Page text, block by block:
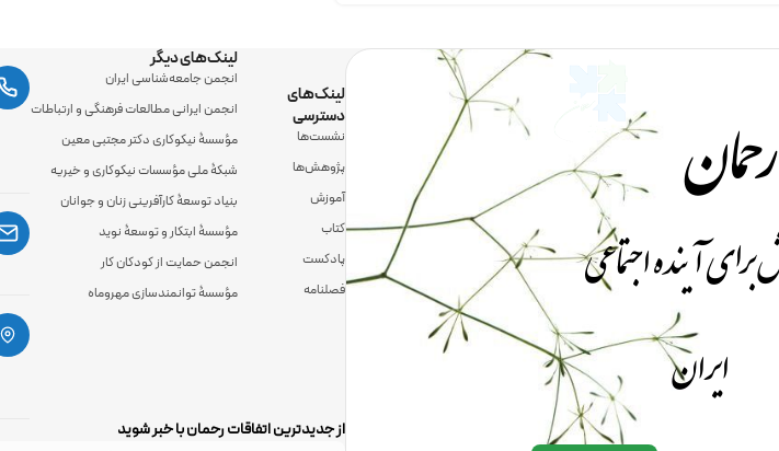
رحمان
آینده اجتماعی
ایران
لینک‌های
دسترسی
نشست‌ها
پژوهش‌ها
آموزش
کتاب
پادکست
فصلنامه
لینک‌های دیگر
انجمن جامعه‌شناسی ایران
انجمن ایرانی مطالعات فرهنگی و ارتباطات
مؤسسۀ نیکوکاری دکتر مجتبی معین
شبکۀ ملی مؤسسات نیکوکاری و خیریه
بنیاد توسعۀ کارآفرینی زنان و جوانان
مؤسسۀ ابتکار و توسعۀ نوید
انجمن حمایت از کودکان کار
مؤسسۀ توانمندسازی مهروماه
از جدیدترین اتفاقات رحمان با خبر شوید